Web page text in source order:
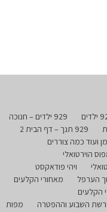
929 ילדים – חנוכה
929 תנך – דף הבית 2
ועוד כמה צוררים
הוירטואלי
ויהי פודאקסט
הערפל
מאחורי הקלעים
הקלעים
השבוע וההפטרה
מפות